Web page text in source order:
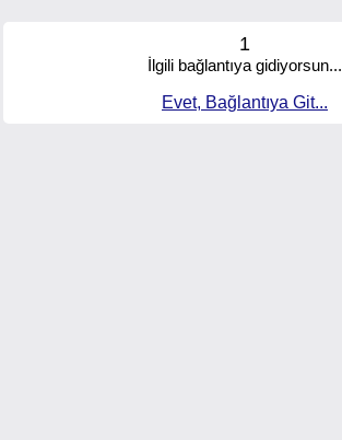
1
İlgili bağlantıya gidiyorsun...
Evet, Bağlantıya Git...